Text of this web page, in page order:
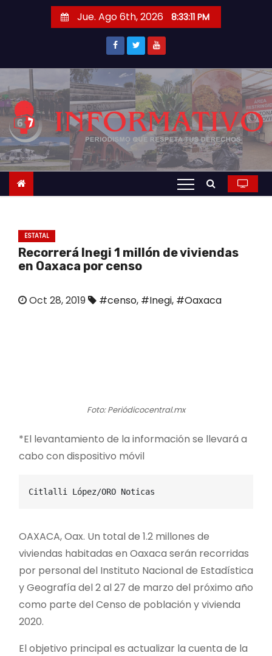
r
a
c
o
t
Jue. Ago 6th, 2026 8:33:11 PM
ESTATAL
Recorrerá Inegi 1 millón de viviendas
en Oaxaca por censo
Oct 28, 2019 #censo, #Inegi, #Oaxaca
Foto: Periódicocentral.mx
*El levantamiento de la información se llevará a
cabo con dispositivo móvil
Citlalli López/ORO Noticas
OAXACA, Oax. Un total de 1.2 millones de
viviendas habitadas en Oaxaca serán recorridas
por personal del Instituto Nacional de Estadística
y Geografía del 2 al 27 de marzo del próximo año
como parte del Censo de población y vivienda
2020.
El objetivo principal es actualizar la cuenta de la